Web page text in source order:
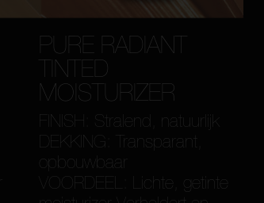
PURE RADIANT
TINTED
MOISTURIZER
FINISH: Stralend, natuurlijk
DEKKING: Transparant,
opbouwbaar
VOORDEEL: Lichte, getinte